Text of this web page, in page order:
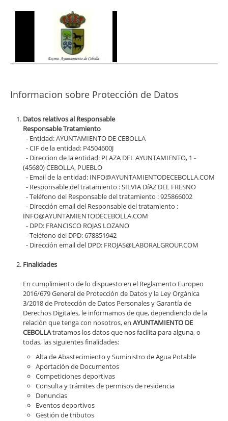
Informacion sobre Protección de Datos
Datos relativos al Responsable
Responsable Tratamiento
- Entidad: AYUNTAMIENTO DE CEBOLLA
- CIF de la entidad: P4504600J
- Direccion de la entidad: PLAZA DEL AYUNTAMIENTO, 1 -
(45680) CEBOLLA, PUEBLO
- Email de la entidad: INFO@AYUNTAMIENTODECEBOLLA.COM
- Responsable del tratamiento : SILVIA DíAZ DEL FRESNO
- Teléfono del Responsable del tratamiento : 925866002
- Dirección email del Responsable del tratamiento :
INFO@AYUNTAMIENTODECEBOLLA.COM
- DPD: FRANCISCO ROJAS LOZANO
- Teléfono del DPD: 678851942
- Dirección email del DPD: FROJAS@LABORALGROUP.COM
Finalidades
En cumplimiento de lo dispuesto en el Reglamento Europeo
2016/679 General de Protección de Datos y la Ley Orgánica
3/2018 de Protección de Datos Personales y Garantía de
Derechos Digitales, le informamos de que, dependiendo de la
relación que tenga con nosotros, en AYUNTAMIENTO DE
CEBOLLAtratamos los datos que nos facilita para alguna, o
todas, las siguientes finalidades:
Alta de Abastecimiento y Suministro de Agua Potable
Aportación de Documentos
Competiciones deportivas
Consulta y trámites de permisos de residencia
Denuncias
Eventos deportivos
Gestión de tributos